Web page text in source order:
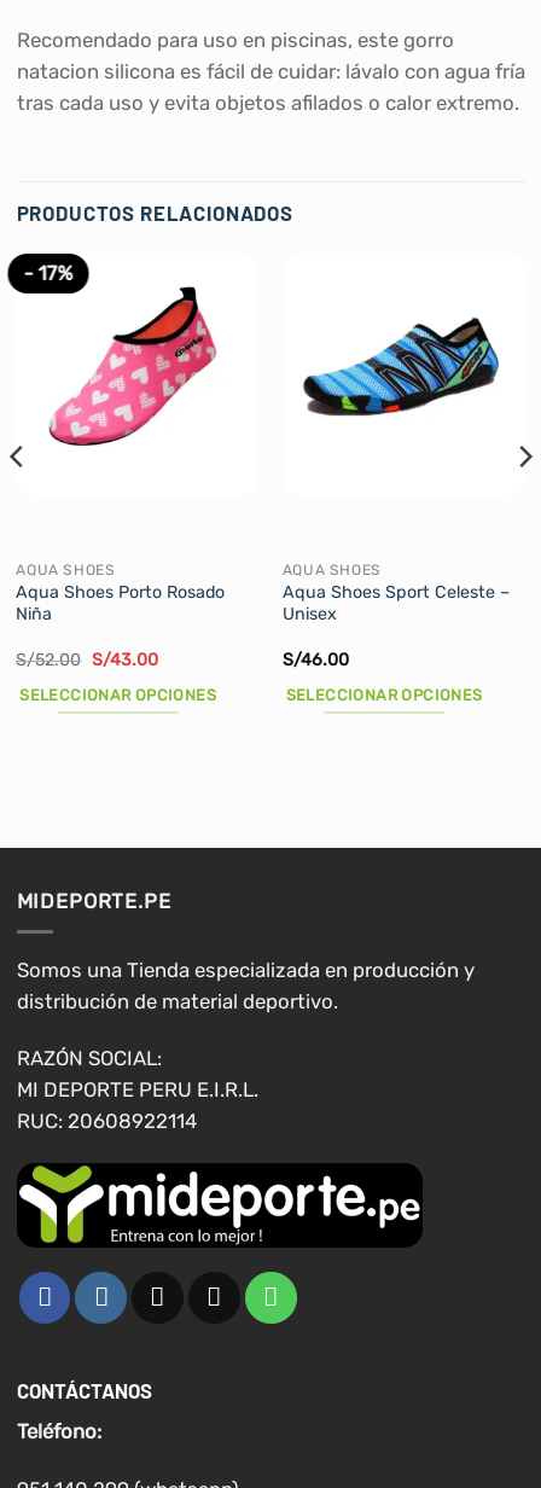
Recomendado para uso en piscinas, este gorro
natacion silicona es fácil de cuidar: lávalo con agua fría
tras cada uso y evita objetos afilados o calor extremo.
PRODUCTOS RELACIONADOS
- 17%
AQUA SHOES
Aqua Shoes Porto Rosado
Niña
S/52.00 El
original
era:
S/43.00El
actual
es:
SELECCIONAR OPCIONES
se
pueden
elegir
en
página
de
producto
AQUA SHOES
Aqua Shoes Sport Celeste –
Unisex
S/46.00
SELECCIONAR OPCIONES
elegir
en
MIDEPORTE.PE
Somos una Tienda especializada en producción y
distribución de material deportivo.
RAZÓN SOCIAL:
MI DEPORTE PERU E.I.R.L.
RUC: 20608922114
CONTÁCTANOS
Teléfono: